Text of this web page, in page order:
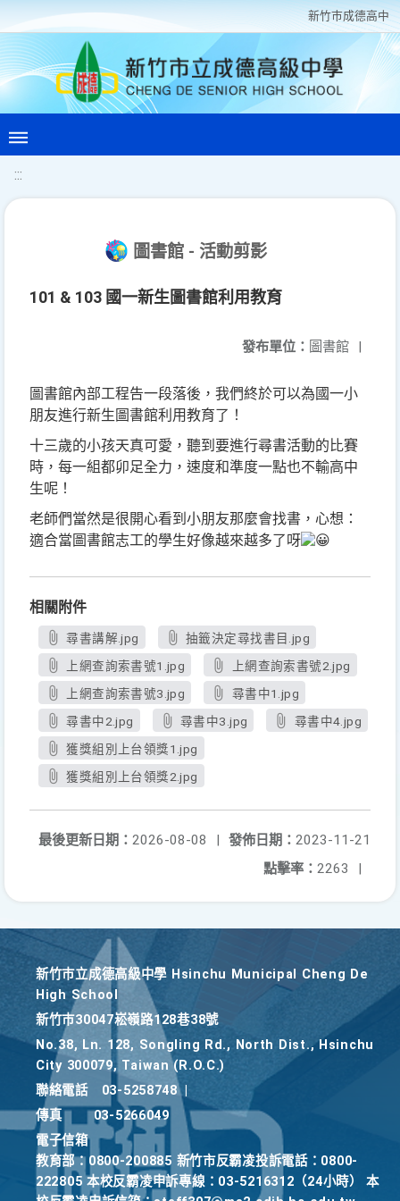
新竹巿成德高中
:::
圖書館 - 活動剪影
101 & 103 國一新生圖書館利用教育
發布單位： 圖書館 |
圖書館內部工程告一段落後，我們終於可以為國一小
朋友進行新生圖書館利用教育了！
十三歲的小孩天真可愛，聽到要進行尋書活動的比賽
時，每一組都卯足全力，速度和準度一點也不輸高中
生呢！
老師們當然是很開心看到小朋友那麼會找書，心想：
適合當圖書館志工的學生好像越來越多了呀
相關附件
尋書講解.jpg
抽籤決定尋找書目.jpg
上網查詢索書號1.jpg
上網查詢索書號2.jpg
上網查詢索書號3.jpg
尋書中1.jpg
尋書中2.jpg
尋書中3.jpg
尋書中4.jpg
獲獎組別上台領獎1.jpg
獲獎組別上台領獎2.jpg
發佈日期： 2023-11-21
最後更新日期： 2026-08-08
|
點擊率： 2263 |
新竹巿立成德高級中學 Hsinchu Municipal Cheng De
High School
新竹巿30047崧嶺路128巷38號
No.38, Ln. 128, Songling Rd., North Dist., Hsinchu
City 300079, Taiwan (R.O.C.)
聯絡電話
03-5258748
傳真
03-5266049
電子信箱
教育部：0800-200885 新竹市反霸凌投訴電話：0800-
222805 本校反霸凌申訴專線：03-5216312（24小時） 本